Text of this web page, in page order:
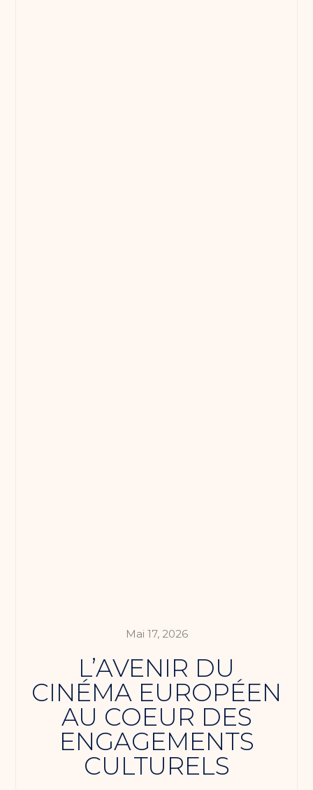
Mai 17, 2026
L’AVENIR DU
CINÉMA EUROPÉEN
AU COEUR DES
ENGAGEMENTS
CULTURELS